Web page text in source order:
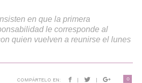
en que la primera
le corresponde al
quien vuelven a reunirse el lunes
COMPÁRTELO EN: | | 0